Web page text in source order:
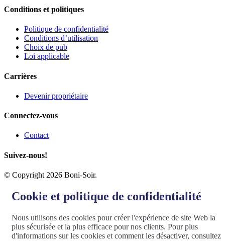
Conditions et politiques
Politique de confidentialité
Conditions d’utilisation
Choix de pub
Loi applicable
Carrières
Devenir propriétaire
Connectez-vous
Contact
Suivez-nous!
© Copyright 2026 Boni-Soir.
Cookie et politique de confidentialité
Nous utilisons des cookies pour créer l'expérience de site Web la
plus sécurisée et la plus efficace pour nos clients. Pour plus
d'informations sur les cookies et comment les désactiver, consultez